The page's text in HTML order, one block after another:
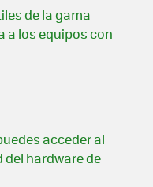
de la gama
a los equipos con
acceder al
hardware de